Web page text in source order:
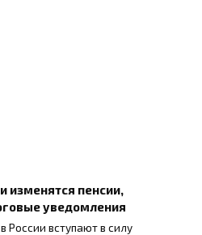
изменятся пенсии,
уведомления
России вступают в силу